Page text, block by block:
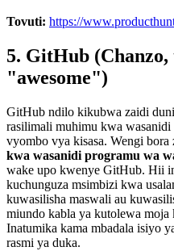
Tovuti: https://
5. GitHub (Chanzo,
"awesome")
GitHub ndilo kikubwa zaidi
rasilimali muhimu kwa
vyombo vya kisasa. Wengi bora
kwa wasanidi programu wa
wake upo kwenye GitHub. Hii
kuchunguza msimbizi kwa
kuwasilisha maswali au
miundo kabla ya kutolewa
Inatumika kama mbadala isiyo
rasmi ya duka.